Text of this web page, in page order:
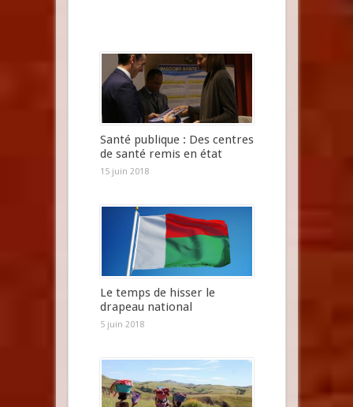
Santé publique : Des centres
de santé remis en état
15 juin 2018
Le temps de hisser le
drapeau national
5 juin 2018